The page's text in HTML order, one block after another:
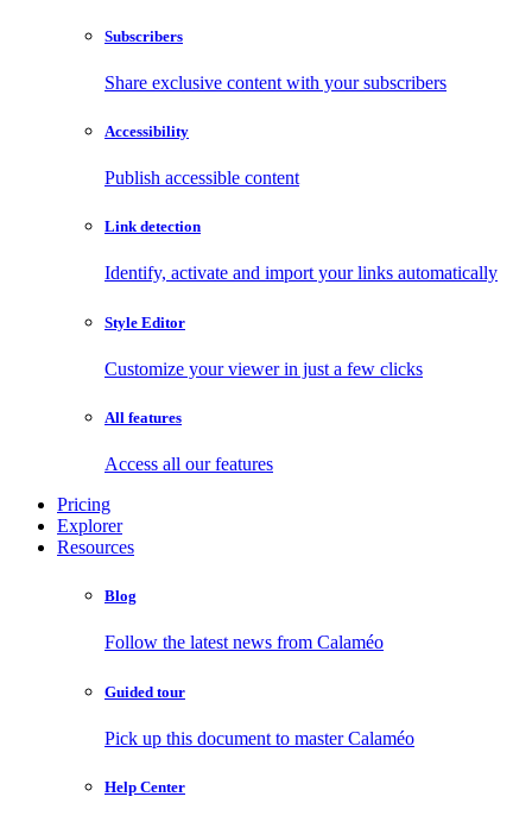
Subscribers
Share exclusive content with your subscribers
Accessibility
Publish accessible content
Link detection
Identify, activate and import your links automatically
Style Editor
Customize your viewer in just a few clicks
All features
Access all our features
Pricing
Explorer
Resources
Blog
Follow the latest news from Calaméo
Guided tour
Pick up this document to master Calaméo
Help Center